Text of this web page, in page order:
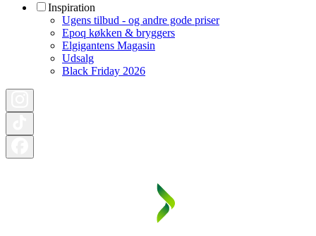
Inspiration
Ugens tilbud - og andre gode priser
Epoq køkken & bryggers
Elgigantens Magasin
Udsalg
Black Friday 2026